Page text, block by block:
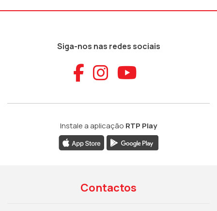
Siga-nos nas redes sociais
Aceder ao
Aceder ao
Aceder
Instale a aplicação RTP Play
Contactos